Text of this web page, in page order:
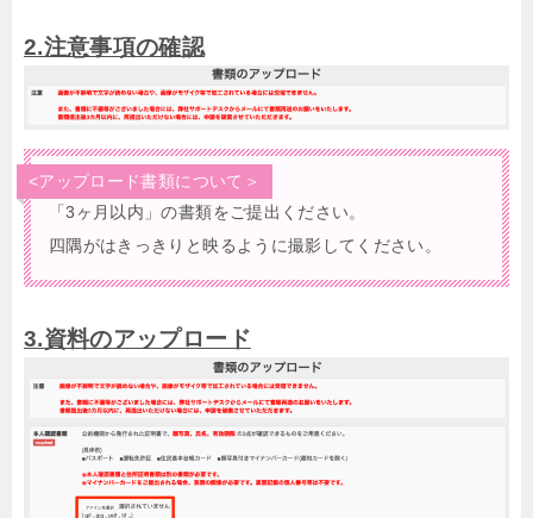
2.注意事項の確認
<アップロード書類について＞
「3ヶ月以内」の書類をご提出ください。
四隅がはきっきりと映るように撮影してください。
3.資料のアップロード